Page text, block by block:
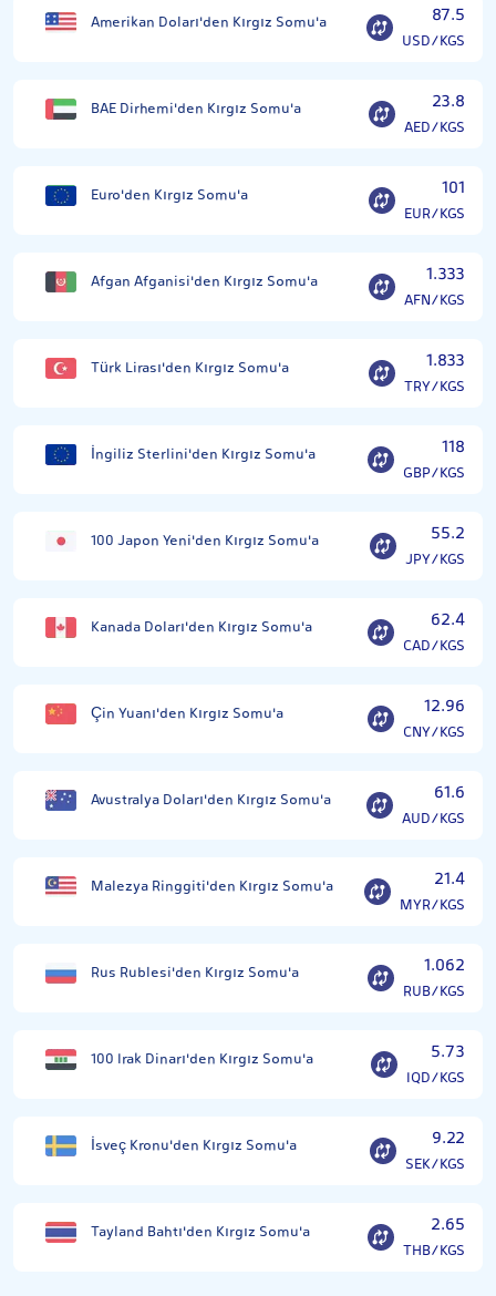
Amerikan Doları'den Kırgız Somu'a 87.5
USD/KGS
BAE Dirhemi'den Kırgız Somu'a 23.8
AED/KGS
Euro'den Kırgız Somu'a 101
EUR/KGS
Afgan Afganisi'den Kırgız Somu'a 1.333
AFN/KGS
Türk Lirası'den Kırgız Somu'a 1.833
TRY/KGS
İngiliz Sterlini'den Kırgız Somu'a 118
GBP/KGS
100 Japon Yeni'den Kırgız Somu'a 55.2
JPY/KGS
Kanada Doları'den Kırgız Somu'a 62.4
CAD/KGS
Çin Yuanı'den Kırgız Somu'a 12.96
CNY/KGS
Avustralya Doları'den Kırgız Somu'a 61.6
AUD/KGS
Malezya Ringgiti'den Kırgız Somu'a 21.4
MYR/KGS
Rus Rublesi'den Kırgız Somu'a 1.062
RUB/KGS
100 Irak Dinarı'den Kırgız Somu'a 5.73
IQD/KGS
İsveç Kronu'den Kırgız Somu'a 9.22
SEK/KGS
Tayland Bahtı'den Kırgız Somu'a 2.65
THB/KGS